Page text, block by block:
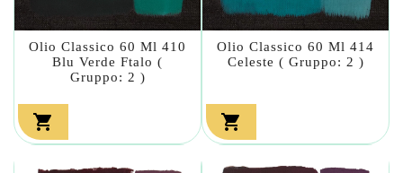
Olio Classico 60 Ml 410
Blu Verde Ftalo (
Gruppo: 2 )

Olio Classico 60 Ml 414
Celeste ( Gruppo: 2 )
